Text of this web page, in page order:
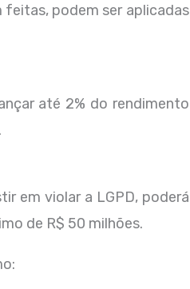
feitas, podem ser aplicadas
até 2% do rendimento
em violar a LGPD, poderá
de R$ 50 milhões.